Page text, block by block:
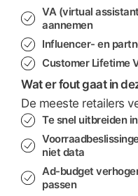
VA (virtual
aannemen
Influencer- en
Customer Lifetime
Wat er fout gaat in
De meeste retailers
Te snel uitbreiden
niet data
Ad-budget
passen